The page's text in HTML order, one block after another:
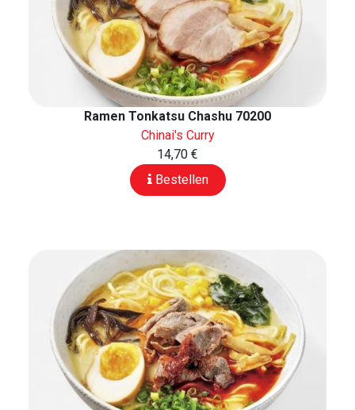
Ramen Tonkatsu Chashu 70200
Chinai's Curry
14,70 €
Bestellen